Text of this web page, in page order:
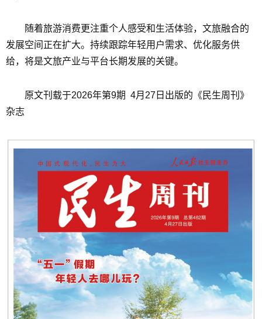
随着旅游消费更注重个人感受和生活体验，文旅融合的
发展空间正在扩大。持续跟踪年轻用户需求、优化服务供
给，将是文旅产业与平台长期发展的关键。
原文刊载于2026年第9期 4月27日出版的《民生周刊》
杂志